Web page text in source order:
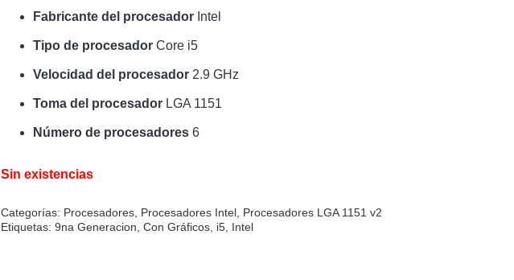
$179.900.$169.900.
Fabricante del procesador Intel
Tipo de procesador Core i5
Velocidad del procesador 2.9 GHz
Toma del procesador LGA 1151
Número de procesadores 6
Sin existencias
Categorías: Procesadores Procesadores Intel Procesadores LGA 1151 v2
Etiquetas:9na Generacion ,Con Gráficos i5 Intel